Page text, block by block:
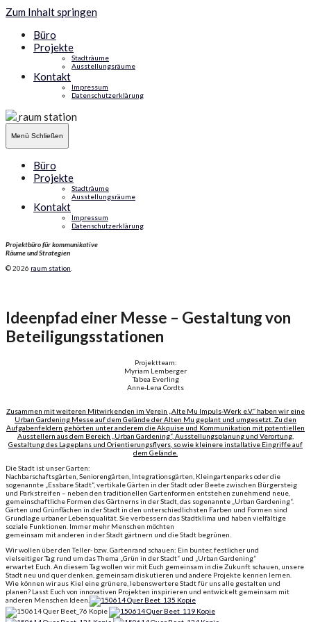
Zum Inhalt springen
Büro
Projekte
Stadträume
Ausstellungsräume
Kontakt
Impressum
Datenschutzerklärung
raum station
Menü Schließen
Büro
Projekte
Stadträume
Ausstellungsräume
Kontakt
Impressum
Datenschutzerklärung
Projektbüro für kommunikative
Räume und Strategien
© 2026 raum station
Ideenpfad einer Messe – Gestaltung von
Beteiligungsstationen
Projektteam:
Myriam Lemberger
Tabea Everling
Anne-Lena Cordts
Zusammen mit weiteren Mitwirkenden im Verein „Alte Mu Impuls-Werk e.V.“ haben wir eine
Urban Gardening Messe auf dem Gelände der Alten Mu geplant und umgesetzt. Zu den
Aufgabenfeldern gehörten unter anderem die Akquise und Kommunikation mit potentiellen
Ausstellern aus dem Bereich „Urban Gardening“, Ausstellungsplanung und Verortung,
Gestaltung des Lageplans und Orientierungsflyers, so wie kleinere installative Eingriffe auf
dem Gelände.
Die Stadt ist unser Garten:
Nachbarschaftsgärten, Seniorengärten, Integrationsgärten, Kleingartenparks oder die
sogenannte „Essbare Stadt“, vertikale Gärten in der Stadt oder Beete zwischen Bürgersteig
und Parkstreifen – neben den traditionellen Gartenformen entstehen zunehmend neue,
gemeinschaftliche Formen des Gärtnerns in der Stadt, das sogenannte „Urban Gardening“.
Gärten und Grünflächen in der Stadt in den unterschiedlichsten Farben und Formen sind
Grundlage urbaner Lebensqualität. Sie verbessern das Stadtklima und haben vielfältige
soziale Funktionen. Immer mehr Menschen möchten
gemeinsam mit anderen in der Stadt gärtnern und die Stadt begrünen.
Wir wollen über den Teller- bzw. Gartenrand schauen: Ein bunter, festlicher und
vielseitiger Tag rund um das Thema „Grün in der Stadt“ und „Urban Gardening“
erwartet Euch. An diesem Tag wollen wir mit Euch gemeinsam in die Zukunft schauen, unsere
Stadt neu und quer denken, gemeinsam diskutieren und andere Projekte kennen lernen.
Wie können wir aus Kiel eine grünere, lebenswertere Stadt für uns alle gestalten und
planen? Lasst Euch von innovativen Projekten inspirieren und entwickelt gemeinsam mit
anderen Menschen Ideen.